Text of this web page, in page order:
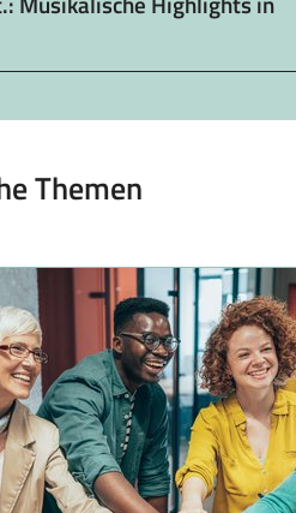
Themen